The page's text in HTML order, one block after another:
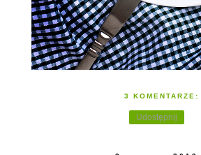
3 KOMENTARZE:
Udostępnij